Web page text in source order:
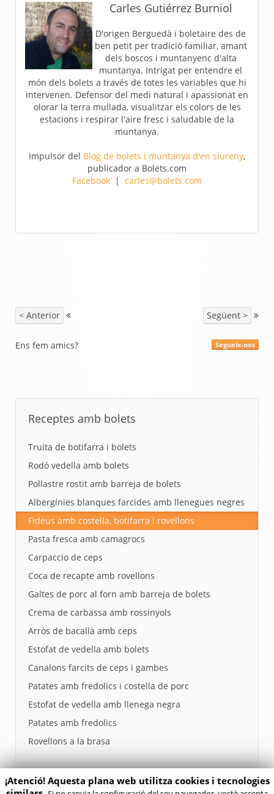
Carles Gutiérrez Burniol
D'origen Berguedà i boletaire des de
ben petit per tradició familiar, amant
dels boscos i muntanyenc d'alta
muntanya. Intrigat per entendre el
món dels bolets a través de totes les variables que hi
intervenen. Defensor del medi natural i apassionat en
olorar la terra mullada, visualitzar els colors de les
estacions i respirar l'aire fresc i saludable de la
muntanya.
Impulsor del Blog de bolets i muntanya d'en siureny,
publicador a Bolets.com
Facebook | carles@bolets.com
< Anterior Següent >
Segueix-nos
Ens fem amics?
Receptes amb bolets
Truita de botifarra i bolets
Rodó vedella amb bolets
Pollastre rostit amb barreja de bolets
Albergínies blanques farcides amb llenegues negres
Fideus amb costella, botifarra i rovellons
Pasta fresca amb camagrocs
Carpaccio de ceps
Coca de recapte amb rovellons
Galtes de porc al forn amb barreja de bolets
Crema de carbassa amb rossinyols
Arròs de bacallà amb ceps
Estofat de vedella amb bolets
Canalons farcits de ceps i gambes
Patates amb fredolics i costella de porc
Estofat de vedella amb llenega negra
Patates amb fredolics
Rovellons a la brasa
Bolets.com | Contacte: Per xarxes socials |Politica de
¡Atenció! Aquesta plana web utilitza cookies i tecnologies